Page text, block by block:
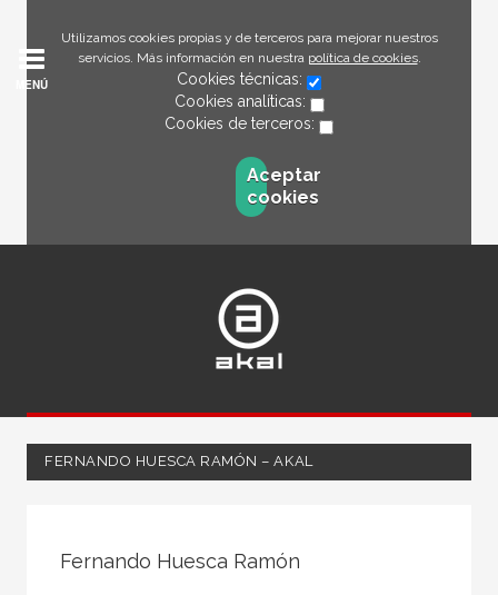
Utilizamos cookies propias y de terceros para mejorar nuestros
servicios. Más información en nuestra política de cookies.
Cookies técnicas:
Cookies analíticas:
Cookies de terceros:
Aceptar
cookies
MENÚ
FERNANDO HUESCA RAMÓN – AKAL
Fernando Huesca Ramón